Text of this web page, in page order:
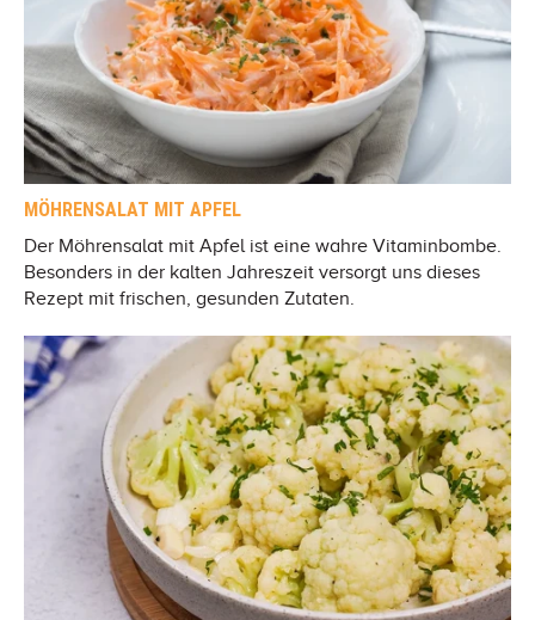
MÖHRENSALAT MIT APFEL
Der Möhrensalat mit Apfel ist eine wahre Vitaminbombe.
Besonders in der kalten Jahreszeit versorgt uns dieses
Rezept mit frischen, gesunden Zutaten.